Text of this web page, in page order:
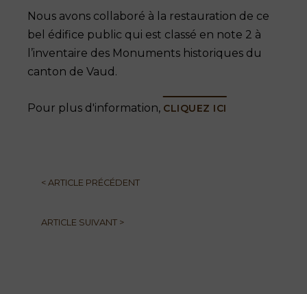
Nous avons collaboré à la restauration de ce
bel édifice public qui est classé en note 2 à
l’inventaire des Monuments historiques du
canton de Vaud.
Pour plus d'information, CLIQUEZ ICI
< ARTICLE PRÉCÉDENT
ARTICLE SUIVANT >